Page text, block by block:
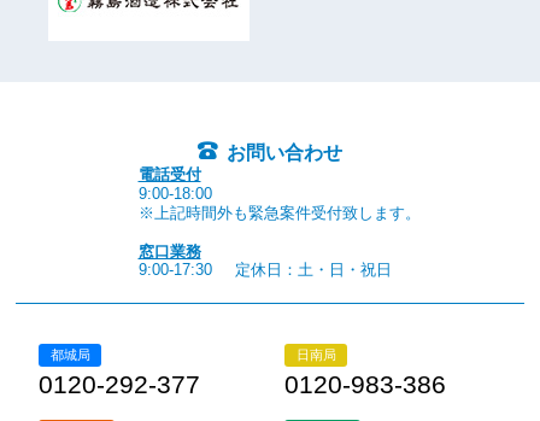
お問い合わせ
電話受付
9:00-18:00
※上記時間外も緊急案件受付致します。
窓口業務
9:00-17:30
定休日：土・日・祝日
都城局
0120-292-377
日南局
0120-983-386